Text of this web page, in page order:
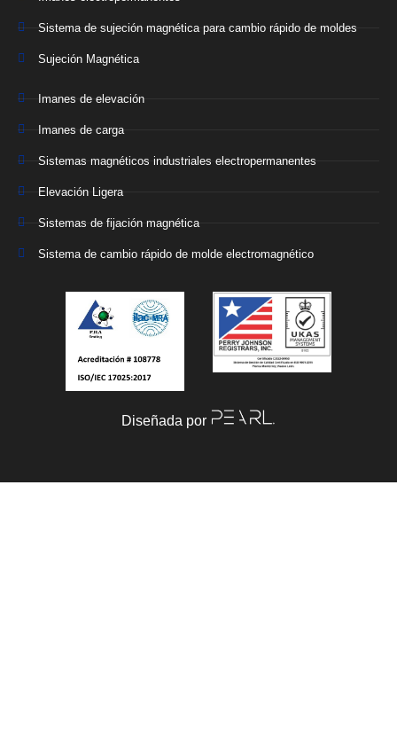
Sistema de sujeción magnética para cambio rápido de moldes
Sujeción Magnética
Imanes de elevación
Imanes de carga
Sistemas magnéticos industriales electropermanentes
Elevación Ligera
Sistemas de fijación magnética
Sistema de cambio rápido de molde electromagnético
Diseñada por